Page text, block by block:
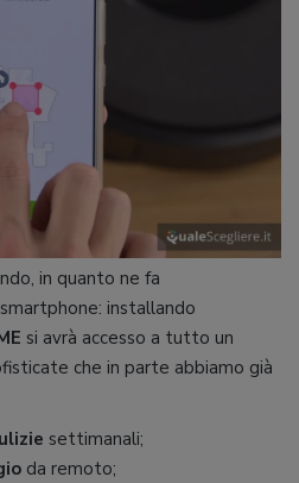
in quanto ne fa
installando
si avrà accesso a tutto un
che in parte abbiamo già
settimanali;
da remoto;